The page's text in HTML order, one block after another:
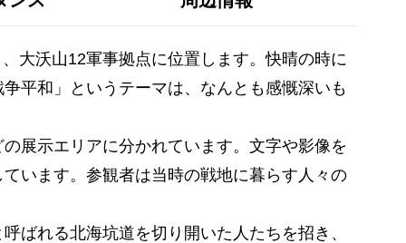
大沃山12軍事拠点に位置します。快晴の時に
平和」というテーマは、なんとも感慨深いも
展示エリアに分かれています。文字や影像を
います。参観者は当時の戦地に暮らす人々の
ばれる北海坑道を切り開いた人たちを招き、